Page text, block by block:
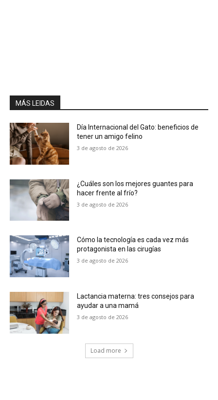
MÁS LEIDAS
Día Internacional del Gato: beneficios de
tener un amigo felino
3 de agosto de 2026
¿Cuáles son los mejores guantes para
hacer frente al frío?
3 de agosto de 2026
Cómo la tecnología es cada vez más
protagonista en las cirugías
3 de agosto de 2026
Lactancia materna: tres consejos para
ayudar a una mamá
3 de agosto de 2026
Load more